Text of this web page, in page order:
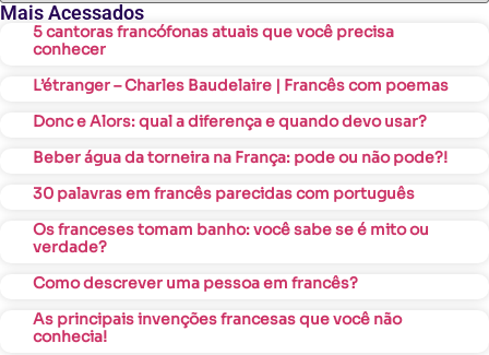
Mais Acessados
5 cantoras francófonas atuais que você precisa
conhecer
L’étranger – Charles Baudelaire | Francês com poemas
Donc e Alors: qual a diferença e quando devo usar?
Beber água da torneira na França: pode ou não pode?!
30 palavras em francês parecidas com português
Os franceses tomam banho: você sabe se é mito ou
verdade?
Como descrever uma pessoa em francês?
As principais invenções francesas que você não
conhecia!